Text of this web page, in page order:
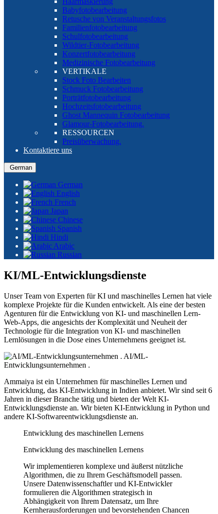
Babyfotobearbeitung
Retusche von Veranstaltungsfotos
Familienfotobearbeitung
Schulfotobearbeitung
Wildtier-Fotobearbeitung
Konzertfotobearbeitung
Medizinische Fotobearbeitung
VERTIKALE
Stock Foto Bearbeiten
Schmuck Fotobearbeitung
Porträtfotobearbeitung
Hochzeitsfotobearbeitung
Ghost Mannequin Fotobearbeitung
Glamour-Fotobearbeitung.
RESSOURCEN
Preisüberwachung.
Kontaktiere uns
German
German
English
French
Japan
Chinese
Spanish
Hindi
Arabic
Russian
KI/ML-Entwicklungsdienste
Unser Team von Experten für KI und maschinelles Lernen hat viele
komplexe Projekte für die Kunden entwickelt. Als eine der besten
Agenturen für die Entwicklung von KI- und maschinellen Lern-
Web-Apps, die angesichts der Komplexität und Neuheit der
Technologie für die Integration von KI- und maschinellen
Lernlösungen in die Dose eines Unternehmens geeignet ist.
AI/ML-
Entwicklungsunternehmen .
Ammaiya ist ein Unternehmen für maschinelles Lernen und
Entwicklung, das KI-Entwicklung in Indien anbietet. Wir sind seit 6
Jahren in dieser Branche tätig und bieten der Welt KI-
Entwicklungsdienste an. Wir bieten KI-Entwicklung in Python und
andere KI-Softwareentwicklungsdienste an.
Entwicklung des maschinellen Lernens
Entwicklung des maschinellen Lernens
Wir implementieren komplexe und äußerst nützliche
Algorithmen, die zu Ihrem Geschäftsmodell passen.
Unsere Datenwissenschaftler und KI-Entwickler
formulieren die Algorithmen strategisch in
Abhängigkeit von Ihrem Datensatz, um Ihre
Kernherausforderungen und bevorstehenden Chancen